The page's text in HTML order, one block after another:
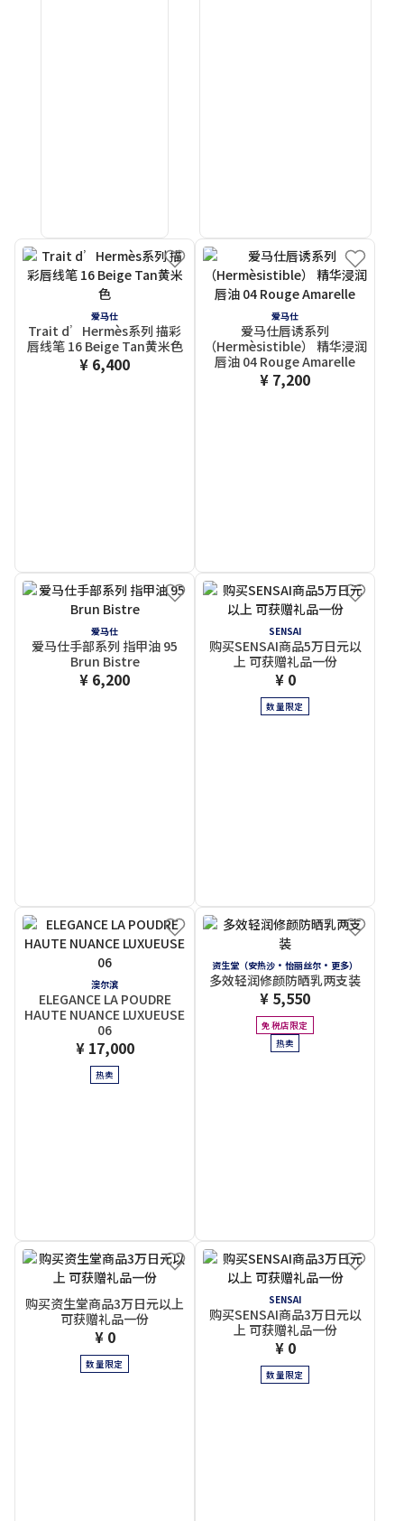
爱马仕
Trait d’Hermès系列 描彩
唇线笔 16 Beige Tan黄米色
¥ 6,400
爱马仕
爱马仕唇诱系列
（Hermèsistible） 精华浸润
唇油 04 Rouge Amarelle
¥ 7,200
爱马仕
爱马仕手部系列 指甲油 95
Brun Bistre
¥ 6,200
SENSAI
购买SENSAI商品5万日元以
上 可获赠礼品一份
¥ 0
数量限定
澳尔滨
ELEGANCE LA POUDRE
HAUTE NUANCE LUXUEUSE
06
¥ 17,000
热卖
资生堂（安热沙・怡丽丝尔・更多）
多效轻润修颜防晒乳两支装
¥ 5,550
免税店限定
热卖
购买资生堂商品3万日元以上
可获赠礼品一份
¥ 0
数量限定
SENSAI
购买SENSAI商品3万日元以
上 可获赠礼品一份
¥ 0
数量限定